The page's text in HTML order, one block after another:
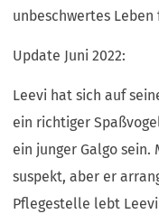
unbeschwertes Leben
Update Juni 2022:
Leevi hat sich auf
ein richtiger
ein junger Galgo sein.
suspekt, aber er
Pflegestelle lebt